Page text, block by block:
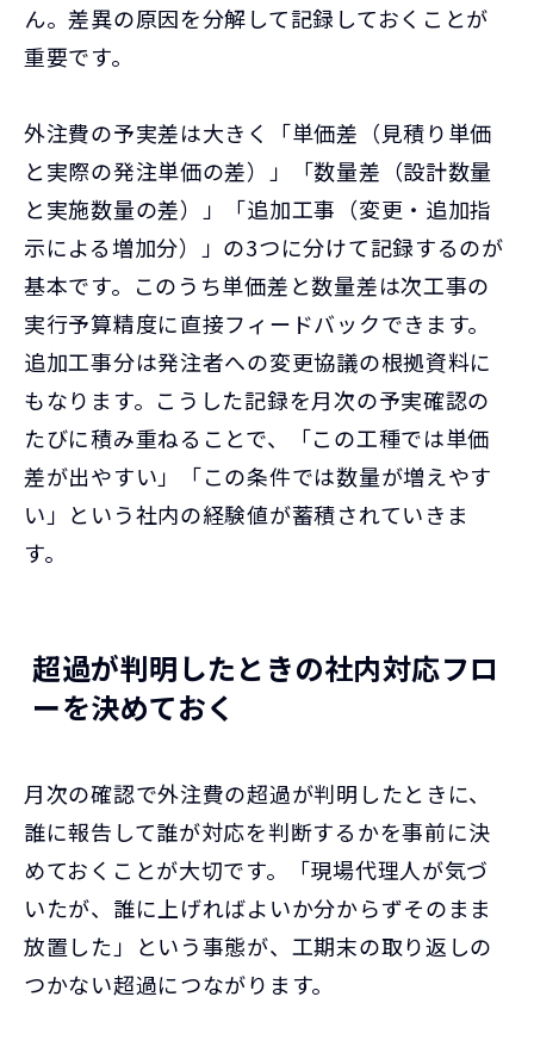
ん。差異の原因を分解して記録しておくことが
重要です。
外注費の予実差は大きく「単価差（見積り単価
と実際の発注単価の差）」「数量差（設計数量
と実施数量の差）」「追加工事（変更・追加指
示による増加分）」の3つに分けて記録するのが
基本です。このうち単価差と数量差は次工事の
実行予算精度に直接フィードバックできます。
追加工事分は発注者への変更協議の根拠資料に
もなります。こうした記録を月次の予実確認の
たびに積み重ねることで、「この工種では単価
差が出やすい」「この条件では数量が増えやす
い」という社内の経験値が蓄積されていきま
す。
超過が判明したときの社内対応フロ
ーを決めておく
月次の確認で外注費の超過が判明したときに、
誰に報告して誰が対応を判断するかを事前に決
めておくことが大切です。「現場代理人が気づ
いたが、誰に上げればよいか分からずそのまま
放置した」という事態が、工期末の取り返しの
つかない超過につながります。